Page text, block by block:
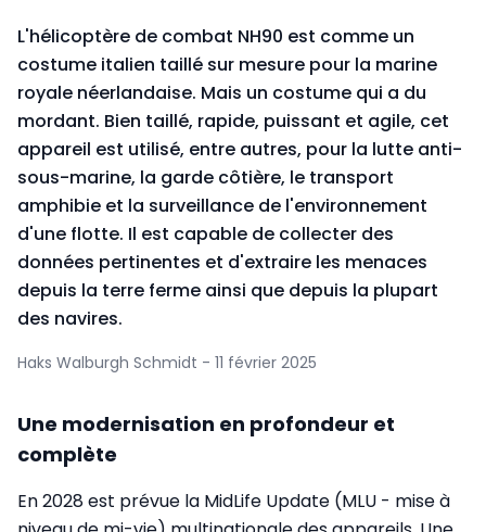
L'hélicoptère de combat NH90 est comme un
costume italien taillé sur mesure pour la marine
royale néerlandaise. Mais un costume qui a du
mordant. Bien taillé, rapide, puissant et agile, cet
appareil est utilisé, entre autres, pour la lutte anti-
sous-marine, la garde côtière, le transport
amphibie et la surveillance de l'environnement
d'une flotte. Il est capable de collecter des
données pertinentes et d'extraire les menaces
depuis la terre ferme ainsi que depuis la plupart
des navires.
Haks Walburgh Schmidt - 11 février 2025
Une modernisation en profondeur et
complète
En 2028 est prévue la MidLife Update (MLU - mise à